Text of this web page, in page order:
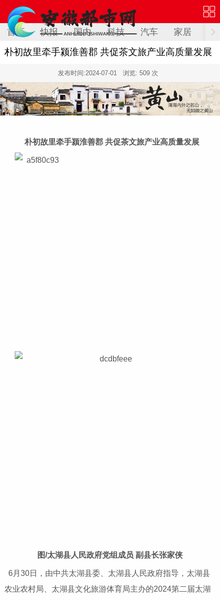
首页 快报 国内 科技 汽车 家居 健
朴初故里牵手颍淮善郡 共促茶文旅产业高质量发展
发布时间:2024-07-01 浏览: 509 次
朴初故里牵手颍淮善郡 共促茶文旅产业高质量发展
图/太湖县人民政府党组成员 副县长张家侠
6月30日，由中共太湖县委、太湖县人民政府指导，太湖县
农业农村局、太湖县文化旅游体育局主办的2024第二届太湖